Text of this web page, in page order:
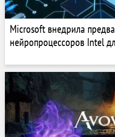
Microsoft внедрила
нейропроцессоров Intel